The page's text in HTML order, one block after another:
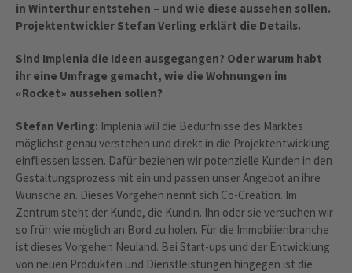
in Winterthur entstehen – und wie diese aussehen sollen.
Projektentwickler Stefan Verling erklärt die Details.
Sind Implenia die Ideen ausgegangen? Oder warum habt
ihr eine Umfrage gemacht, wie die Wohnungen im
«Rocket» aussehen sollen?
Stefan Verling: Implenia will die Bedürfnisse des Marktes
möglichst genau verstehen und direkt in die Projektentwicklung
einfliessen lassen. Dafür beziehen wir potenzielle Kunden in den
Gestaltungsprozess mit ein und passen unser Angebot an ihre
Wünsche an. Dieses Vorgehen nennt sich Co-Creation. Im
Zentrum steht der Kunde, die Kundin. Ihn oder sie versuchen wir
so früh wie möglich an Bord zu holen. Für die Immobilienbranche
ist dieses Vorgehen Neuland. Bei Start-ups und der Entwicklung
von neuen Produkten und Dienstleistungen hingegen ist die